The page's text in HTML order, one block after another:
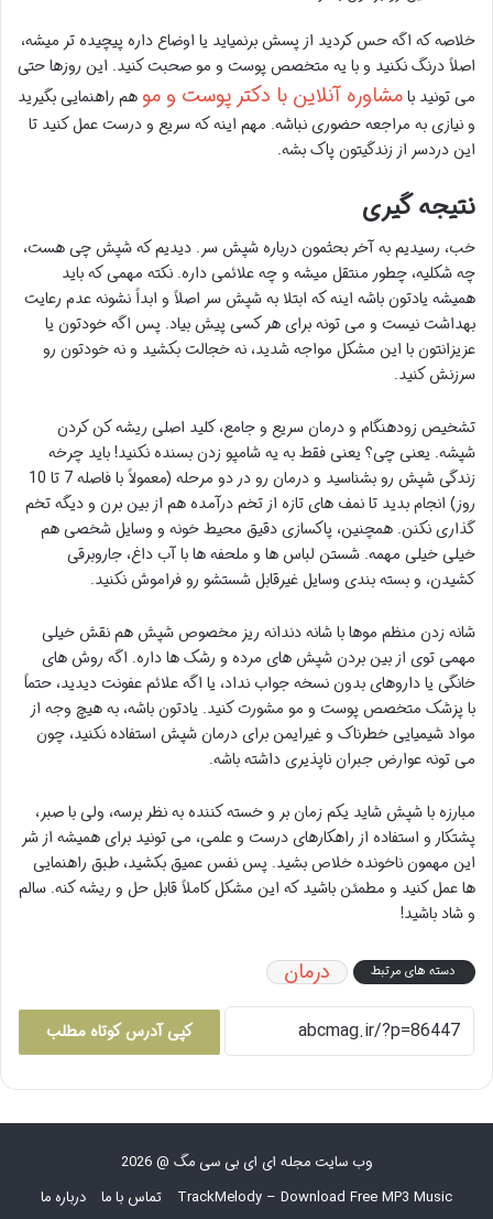
خلاصه که اگه حس کردید از پسش برنمیاید یا اوضاع داره پیچیده تر میشه،
اصلاً درنگ نکنید و با یه متخصص پوست و مو صحبت کنید. این روزها حتی
می تونید بامشاوره آنلاین با دکتر پوست و مو هم راهنمایی بگیرید
و نیازی به مراجعه حضوری نباشه. مهم اینه که سریع و درست عمل کنید تا
این دردسر از زندگیتون پاک بشه.
نتیجه گیری
خب، رسیدیم به آخر بحثمون درباره شپش سر. دیدیم که شپش چی هست،
چه شکلیه، چطور منتقل میشه و چه علائمی داره. نکته مهمی که باید
همیشه یادتون باشه اینه که ابتلا به شپش سر اصلاً و ابداً نشونه عدم رعایت
بهداشت نیست و می تونه برای هر کسی پیش بیاد. پس اگه خودتون یا
عزیزانتون با این مشکل مواجه شدید، نه خجالت بکشید و نه خودتون رو
سرزنش کنید.
تشخیص زودهنگام و درمان سریع و جامع، کلید اصلی ریشه کن کردن
شپشه. یعنی چی؟ یعنی فقط به یه شامپو زدن بسنده نکنید! باید چرخه
زندگی شپش رو بشناسید و درمان رو در دو مرحله (معمولاً با فاصله 7 تا 10
روز) انجام بدید تا نمف های تازه از تخم درآمده هم از بین برن و دیگه تخم
گذاری نکنن. همچنین، پاکسازی دقیق محیط خونه و وسایل شخصی هم
خیلی خیلی مهمه. شستن لباس ها و ملحفه ها با آب داغ، جاروبرقی
کشیدن، و بسته بندی وسایل غیرقابل شستشو رو فراموش نکنید.
شانه زدن منظم موها با شانه دندانه ریز مخصوص شپش هم نقش خیلی
مهمی توی از بین بردن شپش های مرده و رشک ها داره. اگه روش های
خانگی یا داروهای بدون نسخه جواب نداد، یا اگه علائم عفونت دیدید، حتماً
با پزشک متخصص پوست و مو مشورت کنید. یادتون باشه، به هیچ وجه از
مواد شیمیایی خطرناک و غیرایمن برای درمان شپش استفاده نکنید، چون
می تونه عوارض جبران ناپذیری داشته باشه.
مبارزه با شپش شاید یکم زمان بر و خسته کننده به نظر برسه، ولی با صبر،
پشتکار و استفاده از راهکارهای درست و علمی، می تونید برای همیشه از شر
این مهمون ناخونده خلاص بشید. پس نفس عمیق بکشید، طبق راهنمایی
ها عمل کنید و مطمئن باشید که این مشکل کاملاً قابل حل و ریشه کنه. سالم
و شاد باشید!
دسته های مرتبط درمان
کپی آدرس کوتاه مطلب
وب سایت مجله ای ای بی سی مگ @ 2026
TrackMelody – Download Free MP3 Music
تماس با ما درباره ما